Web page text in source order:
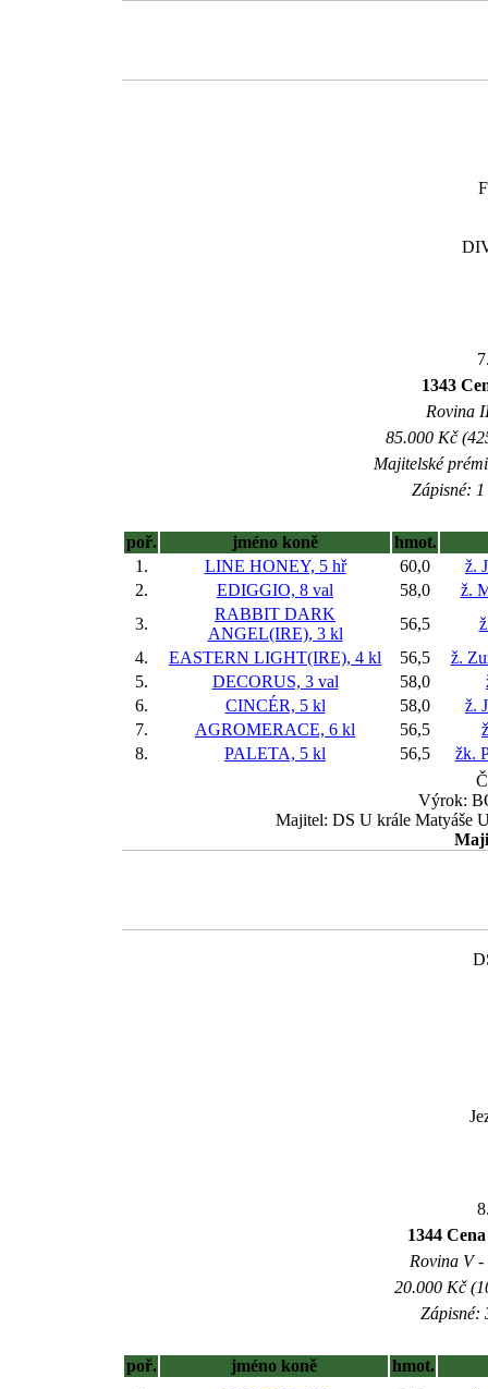
1343
Rovina
85.000 Kč
Majitelské
Zápisné:
poř. jméno koně
hmot.
1.
LINE HONEY, 5 hř 60,0
ž.
2.
EDIGGIO, 8 val 58,0
ž.
3.
RABBIT DARK
ANGEL(IRE), 3 kl
56,5
4.
EASTERN LIGHT(IRE), 4 kl 56,5
ž.
5.
DECORUS, 3 val 58,0
6.
CINCÉR, 5 kl 58,0
ž.
7.
AGROMERACE, 6 kl 56,5
8.
PALETA, 5 kl 56,5
žk.
Výrok:
Majitel: DS U krále Matyáše
1344
Rovina V
20.000 Kč
Zápisné:
poř. jméno koně
hmot.